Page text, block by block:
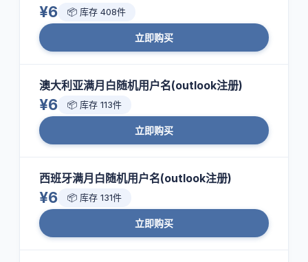
¥6 📦 库存 408件
立即购买
澳大利亚满月白随机用户名(outlook注册)
¥6 📦 库存 113件
立即购买
西班牙满月白随机用户名(outlook注册)
¥6 📦 库存 131件
立即购买